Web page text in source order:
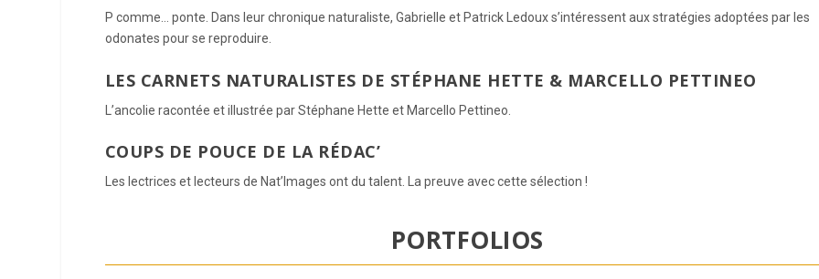
P comme… ponte. Dans leur chronique naturaliste, Gabrielle et Patrick Ledoux s’intéressent aux stratégies adoptées par les
odonates pour se reproduire.
LES CARNETS NATURALISTES DE STÉPHANE HETTE & MARCELLO PETTINEO
L’ancolie racontée et illustrée par Stéphane Hette et Marcello Pettineo.
COUPS DE POUCE DE LA RÉDAC’
Les lectrices et lecteurs de Nat’Images ont du talent. La preuve avec cette sélection !
PORTFOLIOS